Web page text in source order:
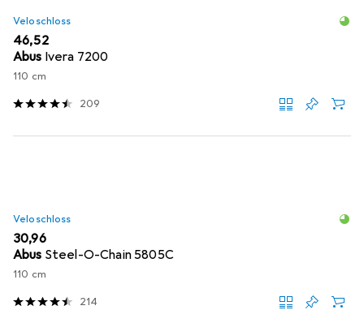
Veloschloss
EUR
46,52
Abus Ivera 7200
110 cm
209
Veloschloss
EUR
30,96
Abus Steel-O-Chain 5805C
110 cm
214